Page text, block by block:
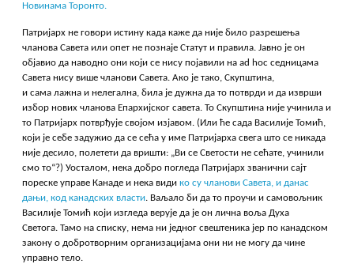
Новинама Торонто.
Патријарх не говори истину када каже да није било разрешења
чланова Савета или опет не познаје Статут и правила. Јавно је он
објавио да наводно они који се нису појавили на ad hoc седницама
Савета нису више чланови Савета. Ако је тако, Скупштина,
и сама лажна и нелегална, била је дужна да то потврди и да изврши
избор нових чланова Епархијског савета. То Скупштина није учинила и
то Патријарх потврђује својом изјавом. (Или ће сада Василије Томић,
који је себе задужио да се сећа у име Патријарха свега што се никада
није десило, полетети да вришти: „Ви се Светости не сећате, учинили
смо то“?) Уосталом, нека добро погледа Патријарх званични сајт
пореске управе Канаде и нека видико су чланови Савета, и данас
дањи, код канадских власти. Ваљало би да то проучи и самовољник
Василије Томић који изгледа верује да је он лична воља Духа
Светога. Тамо на списку, нема ни једног свештеника јер по канадском
закону о добротворним организацијама они ни не могу да чине
управно тело.